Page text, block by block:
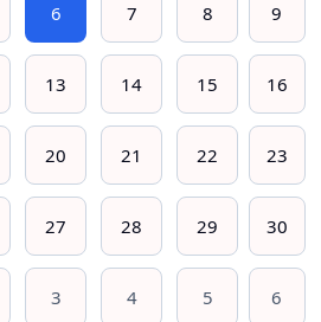
6 7 8 9
13 14 15 16
20 21 22 23
27 28 29 30
3 4 5 6